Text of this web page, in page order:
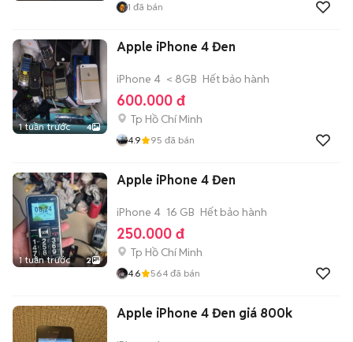
1 đã bán
1 tuần trước 4
Apple iPhone 4 Đen
iPhone 4 < 8GB Hết bảo hành
600.000 đ
Tp Hồ Chí Minh
4.9 95 đã bán
1 tuần trước 2
Apple iPhone 4 Đen
iPhone 4 16 GB Hết bảo hành
250.000 đ
Tp Hồ Chí Minh
4.6 564 đã bán
Apple iPhone 4 Đen giá 800k